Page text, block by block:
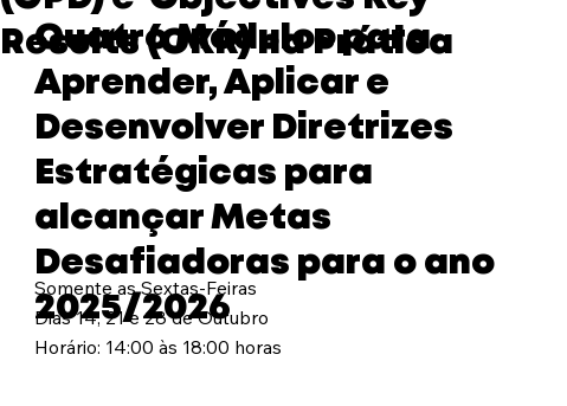
Results (OKR) na Prática
Quatro Módulos para
Aprender, Aplicar e
Desenvolver Diretrizes
Estratégicas para
alcançar Metas
Desafiadoras para o ano
2025/2026
Somente as Sextas-Feiras
Dias 14, 21 e 28 de Outubro
Horário: 14:00 às 18:00 horas